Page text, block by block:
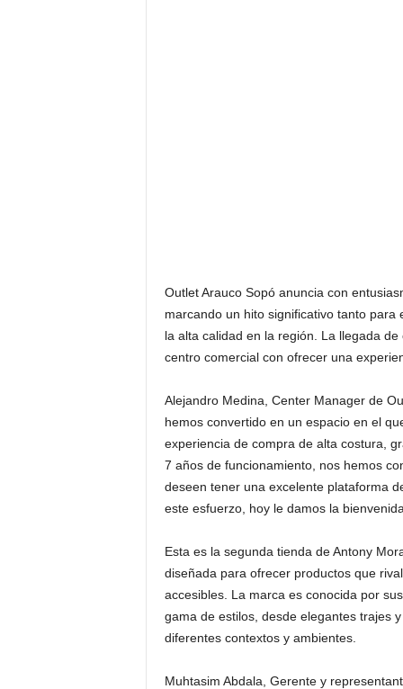
Outlet Arauco Sopó anuncia con
marcando un hito significativo tanto
la alta calidad en la región. La llegada
centro comercial con ofrecer una
Alejandro Medina, Center Manager de
hemos convertido en un espacio en el
experiencia de compra de alta costura,
7 años de funcionamiento, nos hemos
deseen tener una excelente plataforma
este esfuerzo, hoy le damos la
Esta es la segunda tienda de Antony
diseñada para ofrecer productos que
accesibles. La marca es conocida por
gama de estilos, desde elegantes trajes
diferentes contextos y ambientes.
Muhtasim Abdala, Gerente y